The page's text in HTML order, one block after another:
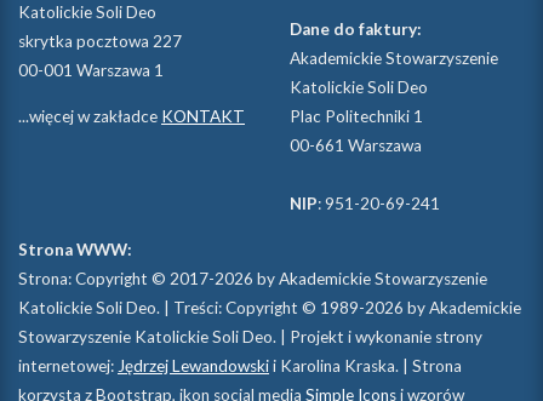
Katolickie Soli Deo
skrytka pocztowa 227
00-001 Warszawa 1
...więcej w zakładce KONTAKT
Dane do faktury:
Akademickie Stowarzyszenie
Katolickie Soli Deo
Plac Politechniki 1
00-661 Warszawa
NIP: 951-20-69-241
Strona WWW:
Strona: Copyright © 2017-2026 by Akademickie Stowarzyszenie
Katolickie Soli Deo. | Treści: Copyright © 1989-2026 by Akademickie
Stowarzyszenie Katolickie Soli Deo. | Projekt i wykonanie strony
internetowej: Jędrzej Lewandowskii Karolina Kraska. | Strona
korzysta z Bootstrap, ikon social media Simple Iconsi wzorów